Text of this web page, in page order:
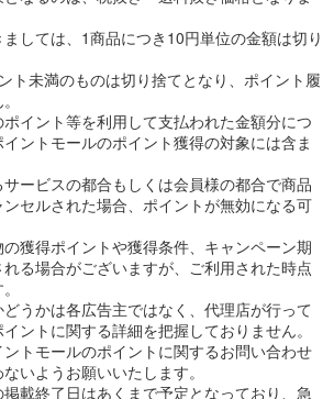
い
携し、家計管理を一元化できる点が大きな
最大9％ポイント還元や定期的なキャンペー
NL）以上におトクな家計管理が可能です。
て、効率的で便利な生活を始めましょう！
しては、1商品につき10円単位の金額は切り
ト未満のものは切り捨てとなり、ポイント履
イント等を利用して支払われた金額分につ
ントモールのポイント獲得の対象には含ま
ービスの都合もしくは会員様の都合で商品
セルされた場合、ポイントが無効になる可
獲得ポイントや獲得条件、キャンペーン期
る場合がございますが、ご利用された時点
うかは各広告主ではなく、代理店が行って
ントに関する詳細を把握しておりません。
トモールのポイントに関するお問い合わせ
いようお願いいたします。
載終了日はあくまで予定となっており、急